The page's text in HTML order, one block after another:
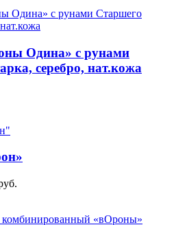
Одина» с рунами
серебро, нат.кожа